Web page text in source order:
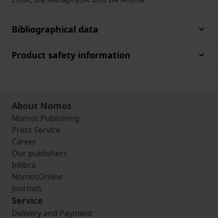
Bibliographical data
Product safety information
About Nomos
Nomos Publishing
Press Service
Career
Our publishers
Inlibra
NomosOnline
Journals
Service
Delivery and Payment